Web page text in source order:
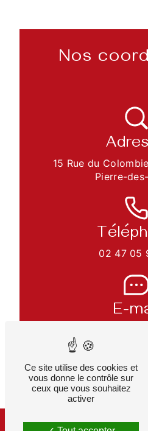
Nos
15 Rue du
Pierre-
02 47 05
E-
Ce site utilise des cookies et
vous donne le contrôle sur
ceux que vous souhaitez
activer